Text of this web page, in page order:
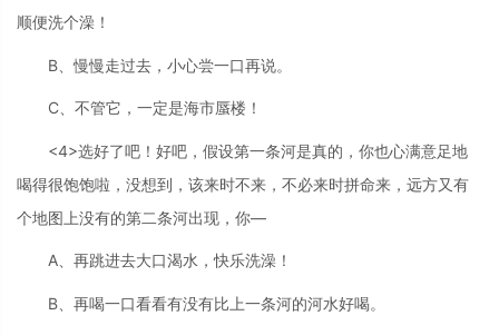
顺便洗个澡！
B、慢慢走过去，小心尝一口再说。
C、不管它，一定是海市蜃楼！
<4>选好了吧！好吧，假设第一条河是真的，你也心满意足地
喝得很饱饱啦，没想到，该来时不来，不必来时拼命来，远方又有
个地图上没有的第二条河出现，你—
A、再跳进去大口渴水，快乐洗澡！
B、再喝一口看看有没有比上一条河的河水好喝。